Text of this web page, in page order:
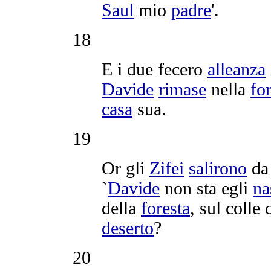
Saul mio padre'.
18
E i due fecero alleanza
Davide rimase nella
casa sua.
19
Or gli Zifei salirono
`Davide non sta egli
della foresta, sul colle
deserto?
20